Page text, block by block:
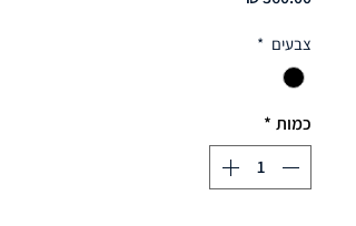
צבעים *
כמות *